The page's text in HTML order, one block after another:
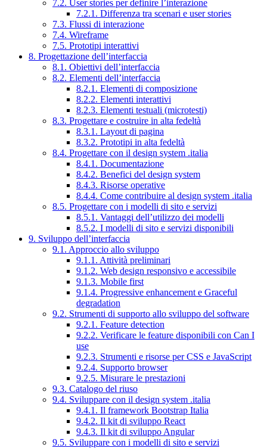
7.2. User stories per definire l’interazione
7.2.1. Differenza tra scenari e user stories
7.3. Flussi di interazione
7.4. Wireframe
7.5. Prototipi interattivi
8. Progettazione dell’interfaccia
8.1. Obiettivi dell’interfaccia
8.2. Elementi dell’interfaccia
8.2.1. Elementi di composizione
8.2.2. Elementi interattivi
8.2.3. Elementi testuali (microtesti)
8.3. Progettare e costruire in alta fedeltà
8.3.1. Layout di pagina
8.3.2. Prototipi in alta fedeltà
8.4. Progettare con il design system .italia
8.4.1. Documentazione
8.4.2. Benefici del design system
8.4.3. Risorse operative
8.4.4. Come contribuire al design system .italia
8.5. Progettare con i modelli di sito e servizi
8.5.1. Vantaggi dell’utilizzo dei modelli
8.5.2. I modelli di sito e servizi disponibili
9. Sviluppo dell’interfaccia
9.1. Approccio allo sviluppo
9.1.1. Attività preliminari
9.1.2. Web design responsivo e accessibile
9.1.3. Mobile first
9.1.4. Progressive enhancement e Graceful
degradation
9.2. Strumenti di supporto allo sviluppo del software
9.2.1. Feature detection
9.2.2. Verificare le feature disponibili con Can I
use
9.2.3. Strumenti e risorse per CSS e JavaScript
9.2.4. Supporto browser
9.2.5. Misurare le prestazioni
9.3. Catalogo del riuso
9.4. Sviluppare con il design system .italia
9.4.1. Il framework Bootstrap Italia
9.4.2. Il kit di sviluppo React
9.4.3. Il kit di sviluppo Angular
9.5. Sviluppare con i modelli di sito e servizi